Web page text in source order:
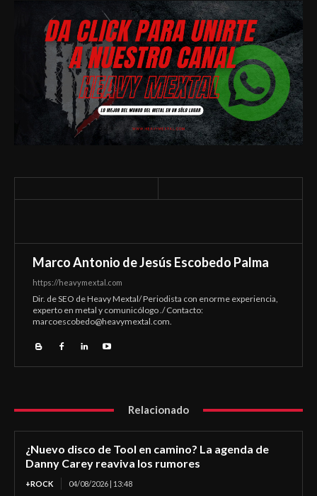
Marco Antonio de Jesús Escobedo Palma
https://heavymextal.com
Dir. de SEO de Heavy Mextal/ Periodista con enorme experiencia,
experto en metal y comunicólogo ./ Contacto:
marcoescobedo@heavymextal.com.
Relacionado
¿Nuevo disco de Tool en camino? La agenda de
Danny Carey reaviva los rumores
+ROCK 04/08/2026 | 13:48